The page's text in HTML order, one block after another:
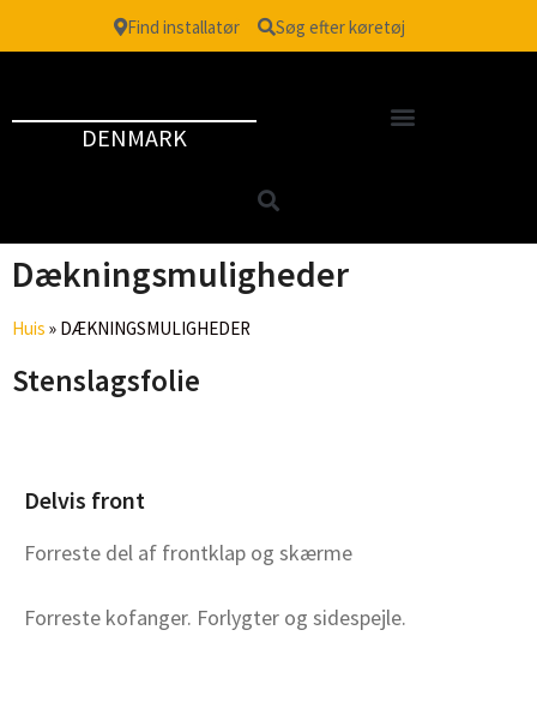
Find installatør Søg efter køretøj
DENMARK
Dækningsmuligheder
Huis » DÆKNINGSMULIGHEDER
Stenslagsfolie
Delvis front
Forreste del af frontklap og skærme
Forreste kofanger. Forlygter og sidespejle.